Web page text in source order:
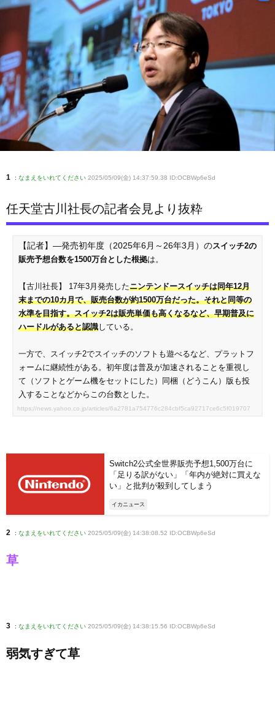
1 : なまえをいれてください 2025/05/09(金) 14:37:59.38 ID:OCBWp6eSd
任天堂古川社長の記者会見より抜粋
【記者】―発売初年度（2025年6月～26年3月）のスイッチ2の
販売予想台数を1500万台とした根拠は。
【古川社長】 17年3月発売したニンテンドースイッチは同年12月
末までの10カ月で、販売台数が約1500万台だった。それと同等の
水準を目指す。スイッチ2は販売単価も高くなるなど、早期普及に
ハードルがあると認識している。
一方で、スイッチ2でスイッチのソフトも遊べるなど、プラットフ
ォームに継続性がある。初年度は普及が加速されることを重視し
て（ソフトとゲーム機をセットにした）同梱（どうこん）版も投
入することなどからこの台数とした。
https://news.yahoo.co.jp/articles/6a2781a754776c284cbf5ca92717ce6c5f019707
Switch2公式全世界販売予想1,500万台に
「足りる訳がない」「年内が絶対に買えな
い」と批判が殺到してしまう
イカニュース
2 : なまえをいれてください 2025/05/09(金) 14:38:08.52 ID:OCBWp6eSd
草
3 : なまえをいれてください 2025/05/09(金) 14:38:15.56 ID:OCBWp6eSd
弱気すぎて草